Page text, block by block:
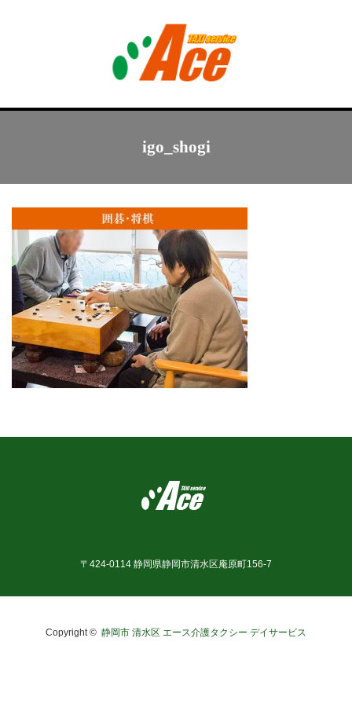
igo_shogi
〒424-0114 静岡県静岡市清水区庵原町156-7
Copyright © 静岡市 清水区 エース介護タクシー デイサービス
デイサービス
西里の家
遊人倶楽部
会社概要･採用情報
お問合せ